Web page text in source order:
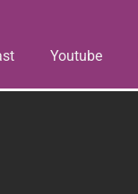
Youtube